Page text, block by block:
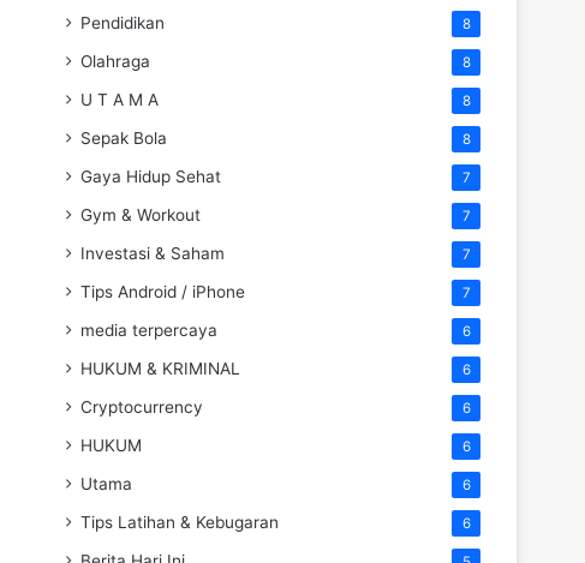
Pendidikan 8
Olahraga 8
U T A M A 8
Sepak Bola 8
Gaya Hidup Sehat 7
Gym & Workout 7
Investasi & Saham 7
Tips Android / iPhone 7
media terpercaya 6
HUKUM & KRIMINAL 6
Cryptocurrency 6
HUKUM 6
Utama 6
Tips Latihan & Kebugaran 6